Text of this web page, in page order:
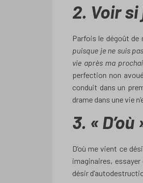
2. Voir
Parfois le dégoût
puisque je ne suis
vie après ma
perfection non
conduit dans un
drame dans une vie
3. «
D’où me vient ce
imaginaires,
désir